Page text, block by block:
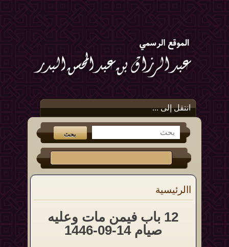
انتقل إلى ...
االرئيسية
12 باب فيمن مات وعليه
صيام 14-09-1446